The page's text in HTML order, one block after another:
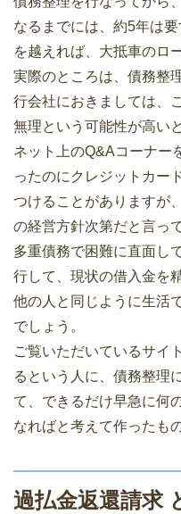
なるまでには、約5年は
を越えれば、大抵車のロ
実際のところは、債務整
行会社におきましては、
無理という可能性が高い
ネット上のQ&Aコーナー
ったのにクレジットカー
つけることがありますが
の経営方針次第だと言っ
多重債務で困難に直面し
行して、現状の借入金を
他の人と同じように生活
でしょう。
ご覧いただいているサイ
るという人に、債務整理
て、できるだけ早急に何
なればと考えて作ったも
過払金返還請求